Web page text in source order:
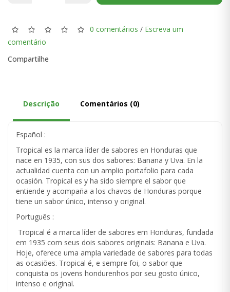
0 comentários / Escreva um
comentário
Compartilhe
Descrição Comentários (0)
Español :
Tropical es la marca líder de sabores en Honduras que
nace en 1935, con sus dos sabores: Banana y Uva. En la
actualidad cuenta con un amplio portafolio para cada
ocasión. Tropical es y ha sido siempre el sabor que
entiende y acompaña a los chavos de Honduras porque
tiene un sabor único, intenso y original.
Português :
Tropical é a marca líder de sabores em Honduras, fundada
em 1935 com seus dois sabores originais: Banana e Uva.
Hoje, oferece uma ampla variedade de sabores para todas
as ocasiões. Tropical é, e sempre foi, o sabor que
conquista os jovens hondurenhos por seu gosto único,
intenso e original.